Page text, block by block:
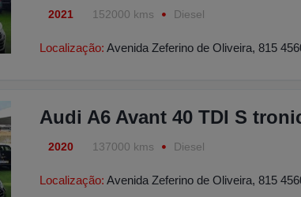
2021 152000 kms Diesel
Localização: Avenida Zeferino de Oliveira, 815
Audi A6 Avant 40 TDI S
2020 137000 kms Diesel
Localização: Avenida Zeferino de Oliveira, 815